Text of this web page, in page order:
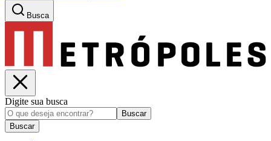
Busca
Digite sua busca
Buscar
Buscar